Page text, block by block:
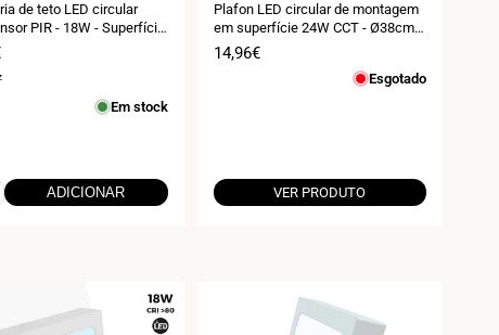
de teto LED circular
PIR - 18W - Superfície
Em stock
ADICIONAR
Plafon LED circular de montagem
em superfície 24W CCT - Ø38cm -
1780lm - IP20
Preço
14,96€
Esgotado
VER PRODUTO